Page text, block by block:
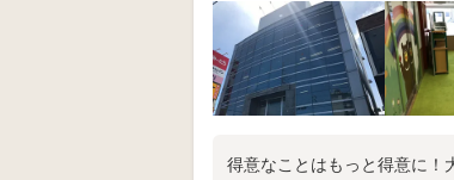
得意なことはもっと得意に！